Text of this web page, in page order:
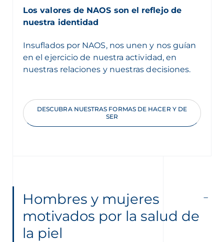
Los valores de NAOS son el reflejo de
nuestra identidad
Insuflados por NAOS, nos unen y nos guían
en el ejercicio de nuestra actividad, en
nuestras relaciones y nuestras decisiones.
DESCUBRA NUESTRAS FORMAS DE HACER Y DE
SER
Hombres y mujeres
motivados por la salud de
la piel